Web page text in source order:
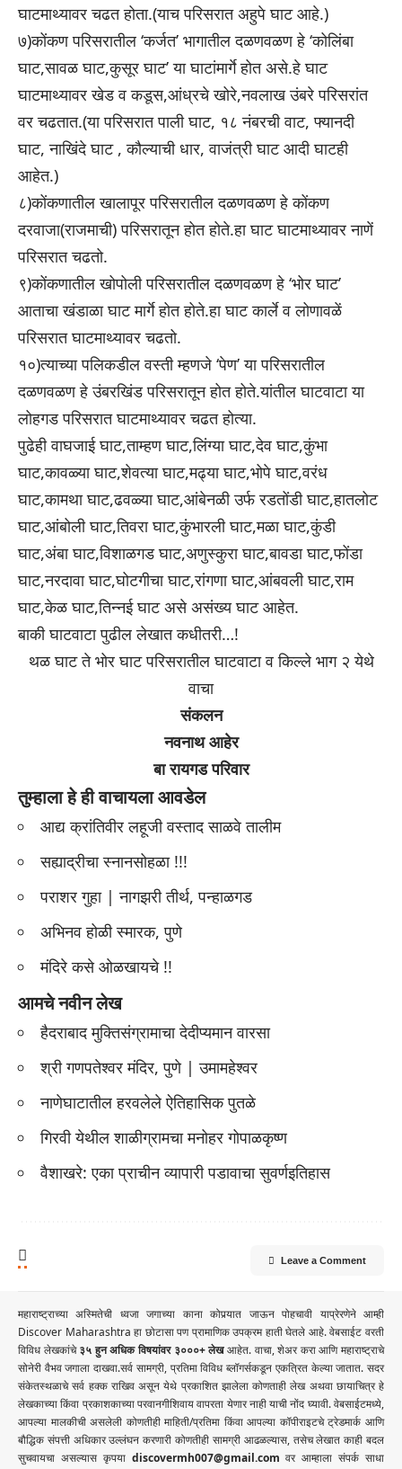
घाटमाथ्यावर चढत होता.(याच परिसरात अहुपे घाट आहे.)
७)कोंकण परिसरातील ‘कर्जत’ भागातील दळणवळण हे ‘कोलिंबा
घाट,सावळ घाट,कुसूर घाट’ या घाटांमार्गे होत असे.हे घाट
घाटमाथ्यावर खेड व कडूस,आंध्रचे खोरे,नवलाख उंबरे परिसरांत
वर चढतात.(या परिसरात पाली घाट, १८ नंबरची वाट, फ्यानदी
घाट, नाखिंदे घाट , कौल्याची धार, वाजंत्री घाट आदी घाटही
आहेत.)
८)कोंकणातील खालापूर परिसरातील दळणवळण हे कोंकण
दरवाजा(राजमाची) परिसरातून होत होते.हा घाट घाटमाथ्यावर नाणें
परिसरात चढतो.
९)कोंकणातील खोपोली परिसरातील दळणवळण हे ‘भोर घाट’
आताचा खंडाळा घाट मार्गे होत होते.हा घाट कार्ले व लोणावळें
परिसरात घाटमाथ्यावर चढतो.
१०)त्याच्या पलिकडील वस्ती म्हणजे ‘पेण’ या परिसरातील
दळणवळण हे उंबरखिंड परिसरातून होत होते.यांतील घाटवाटा या
लोहगड परिसरात घाटमाथ्यावर चढत होत्या.
पुढेही वाघजाई घाट,ताम्हण घाट,लिंग्या घाट,देव घाट,कुंभा
घाट,कावळ्या घाट,शेवत्या घाट,मढ्या घाट,भोपे घाट,वरंध
घाट,कामथा घाट,ढवळ्या घाट,आंबेनळी उर्फ रडतोंडी घाट,हातलोट
घाट,आंबोली घाट,तिवरा घाट,कुंभारली घाट,मळा घाट,कुंडी
घाट,अंबा घाट,विशाळगड घाट,अणुस्कुरा घाट,बावडा घाट,फोंडा
घाट,नरदावा घाट,घोटगीचा घाट,रांगणा घाट,आंबवली घाट,राम
घाट,केळ घाट,तिन्नई घाट असे असंख्य घाट आहेत.
बाकी घाटवाटा पुढील लेखात कधीतरी…!
थळ घाट ते भोर घाट परिसरातील घाटवाटा व किल्ले भाग २ येथे
वाचा
संकलन
नवनाथ आहेर
बा रायगड परिवार
तुम्हाला हे ही वाचायला आवडेल
आद्य क्रांतिवीर लहूजी वस्ताद साळवे तालीम
सह्याद्रीचा स्नानसोहळा !!!
पराशर गुहा | नागझरी तीर्थ, पन्हाळगड
अभिनव होळी स्मारक, पुणे
मंदिरे कसे ओळखायचे !!
आमचे नवीन लेख
हैदराबाद मुक्तिसंग्रामाचा देदीप्यमान वारसा
श्री गणपतेश्वर मंदिर, पुणे | उमामहेश्वर
नाणेघाटातील हरवलेले ऐतिहासिक पुतळे
गिरवी येथील शाळीग्रामचा मनोहर गोपाळकृष्ण
वैशाखरे: एका प्राचीन व्यापारी पडावाचा सुवर्णइतिहास
Leave a Comment
महाराष्ट्राच्या अस्मितेची ध्वजा जगाच्या काना कोपर्‍यात जाऊन पोहचावी याप्रेरणेने आम्ही
Discover Maharashtra हा छोटासा पण प्रामाणिक उपक्रम हाती घेतले आहे. वेबसाईट वरती
विविध लेखकांचे३५ हुन अधिक विषयांवर ३०००+ लेखआहेत. वाचा, शेअर करा आणि महाराष्ट्राचे
सोनेरी वैभव जगाला दाखवा.सर्व सामग्री, प्रतिमा विविध ब्लॉगर्सकडून एकत्रित केल्या जातात. सदर
संकेतस्थळाचे सर्व हक्क राखिव असून येथे प्रकाशित झालेला कोणताही लेख अथवा छायाचित्र हे
लेखकाच्या किंवा प्रकाशकाच्या परवानगीशिवाय वापरता येणार नाही याची नोंद घ्यावी. वेबसाईटमध्ये,
आपल्या मालकीची असलेली कोणतीही माहिती/प्रतिमा किंवा आपल्या कॉपीराइटचे ट्रेडमार्क आणि
बौद्धिक संपत्ती अधिकार उल्लंघन करणारी कोणतीही सामग्री आढळल्यास, तसेच लेखात काही बदल
सुचवायचा असल्यास कृपया discovermh007@gmail.com वर आम्हाला संपर्क साधा